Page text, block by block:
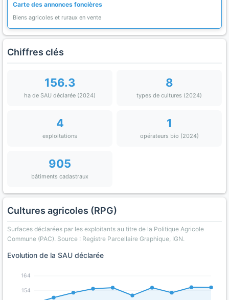
Carte des annonces foncières
Biens agricoles et ruraux en vente
Chiffres clés
156.3
ha de SAU déclarée (2024)
8
types de cultures (2024)
4
exploitations
1
opérateurs bio (2024)
905
bâtiments cadastraux
Cultures agricoles (RPG)
Surfaces déclarées par les exploitants au titre de la Politique Agricole
Commune (PAC). Source : Registre Parcellaire Graphique, IGN.
Evolution de la SAU déclarée
154
164